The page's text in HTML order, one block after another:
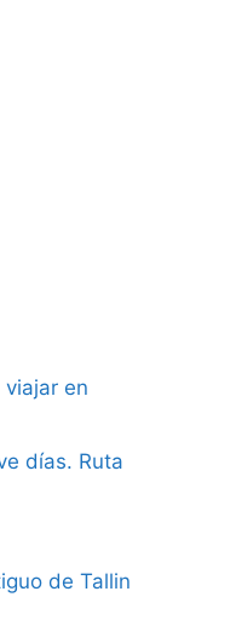
en
días. Ruta
de Tallin